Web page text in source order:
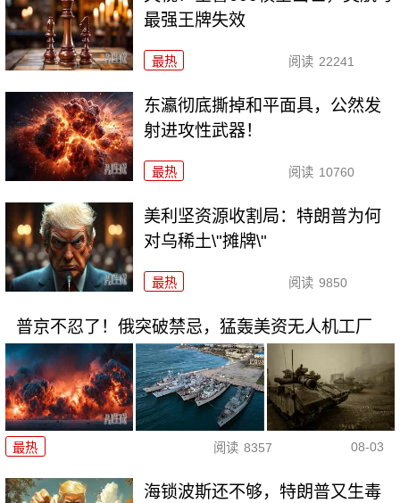
最强王牌失效
最热 阅读 22241
东瀛彻底撕掉和平面具，公然发
射进攻性武器！
最热 阅读 10760
美利坚资源收割局：特朗普为何
对乌稀土\"摊牌\"
最热 阅读 9850
普京不忍了！俄突破禁忌，猛轰美资无人机工厂
最热 阅读 8357 08-03
海锁波斯还不够，特朗普又生毒